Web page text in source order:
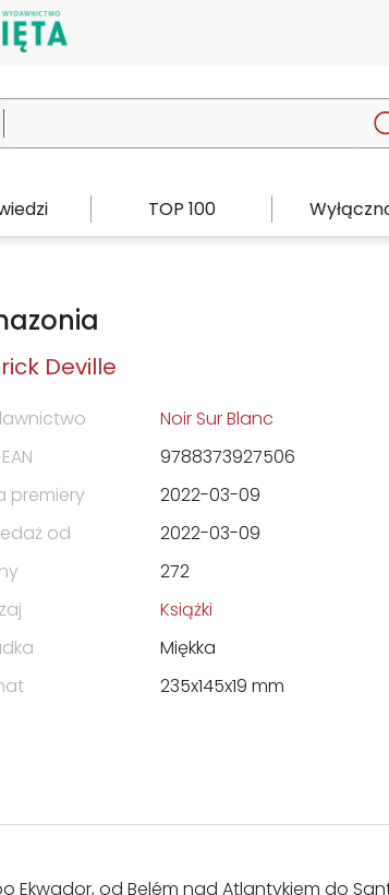
TOP 100
Deville
Noir Sur Blanc
9788373927506
premiery
2022-03-09
od
2022-03-09
272
Książki
Miękka
235x145x19 mm
Ekwador, od Belém nad Atlantykiem do